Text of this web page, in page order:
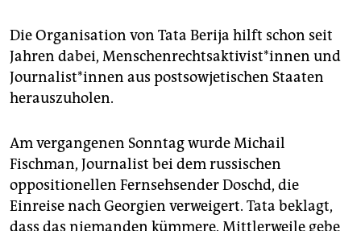
Die Organisation von Tata Berija hilft schon seit
Jahren dabei, Men­schen­rechts­ak­ti­vis­t*in­nen und
Jour­na­lis­t*in­nen aus postsowjetischen Staaten
herauszuholen.
Am vergangenen Sonntag wurde Michail
Fischman, Journalist bei dem russischen
oppositionellen Fernsehsender Doschd, die
Einreise nach Georgien verweigert. Tata beklagt,
dass das niemanden kümmere. Mittlerweile gebe